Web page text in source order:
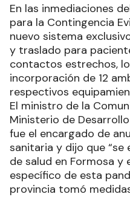
En las inmediaciones
para la Contingencia
nuevo sistema
y traslado para
contactos estrechos,
incorporación de 12
respectivos
El ministro de la
Ministerio de
fue el encargado de
sanitaria y dijo que
de salud en Formosa y
específico de esta
provincia tomó